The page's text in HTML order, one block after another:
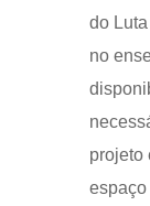
do
no
projeto